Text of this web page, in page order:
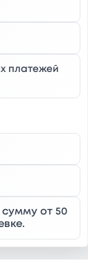
платежей
сумму от 50